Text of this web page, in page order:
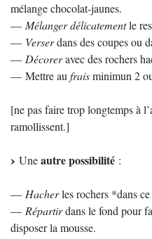
mélange chocolat-jaunes.
— Mélanger délicatementle
— Verserdans des coupes ou
— Décoreravec des rochers
— Mettre aufraisminimun 2
[ne pas faire trop longtemps à
ramollissent.]
Uneautre possibilité :
— Hacherles rochers *dans
— Répartirdans le fond pour
disposer la mousse.